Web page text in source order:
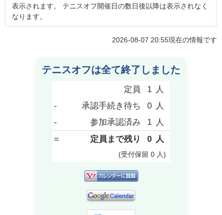
表示されます。 テニスオフ開催日の数日後以降は表示されなく
なります。
2026-08-07 20:55現在の情報です
テニスオフは全て終了しました
定員 1 人
-
承認手続き待ち 0 人
-
参加承認済み 1 人
=
定員まで残り 0 人
(受付保留 0 人)